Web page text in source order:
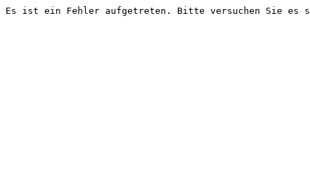
Es ist ein Fehler aufgetreten. Bitte versuchen Sie es